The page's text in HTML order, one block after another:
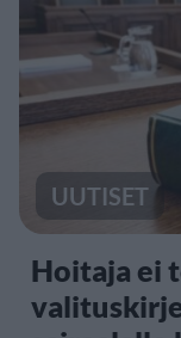
UUTISET
Hoitaja ei